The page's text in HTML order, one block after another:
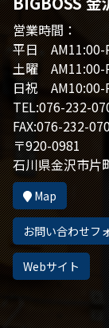
営業時間：
平日 AM11:00-
土曜 AM11:00-
日祝 AM10:00-
TEL:076-232-
FAX:076-232-
〒920-0981
石川県金沢市片
Map
お問い合わせフ
Webサイト